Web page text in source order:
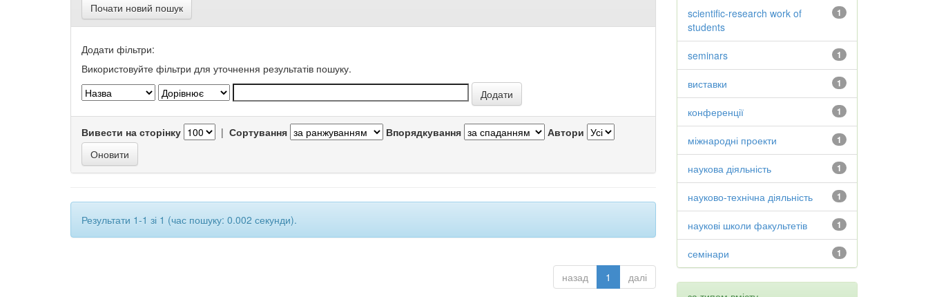
Почати новий пошук
Додати фільтри:
Використовуйте фільтри для уточнення результатів пошуку.
Вивести на сторінку | Сортування Впорядкування Автори
Результати 1-1 зі 1 (час пошуку: 0.002 секунди).
назад 1 далі
1
scientific-research work of
students
1
seminars
1
виставки
1
конференції
1
міжнародні проекти
1
наукова діяльність
1
науково-технічна діяльність
1
наукові школи факультетів
1
семінари